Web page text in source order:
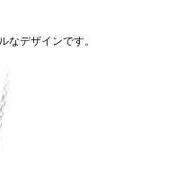
なデザインです。